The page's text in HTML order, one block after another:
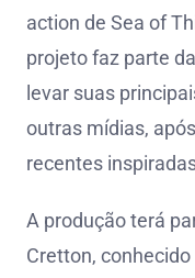
action de Sea of
projeto faz parte
levar suas
outras mídias,
recentes
A produção terá
Cretton,